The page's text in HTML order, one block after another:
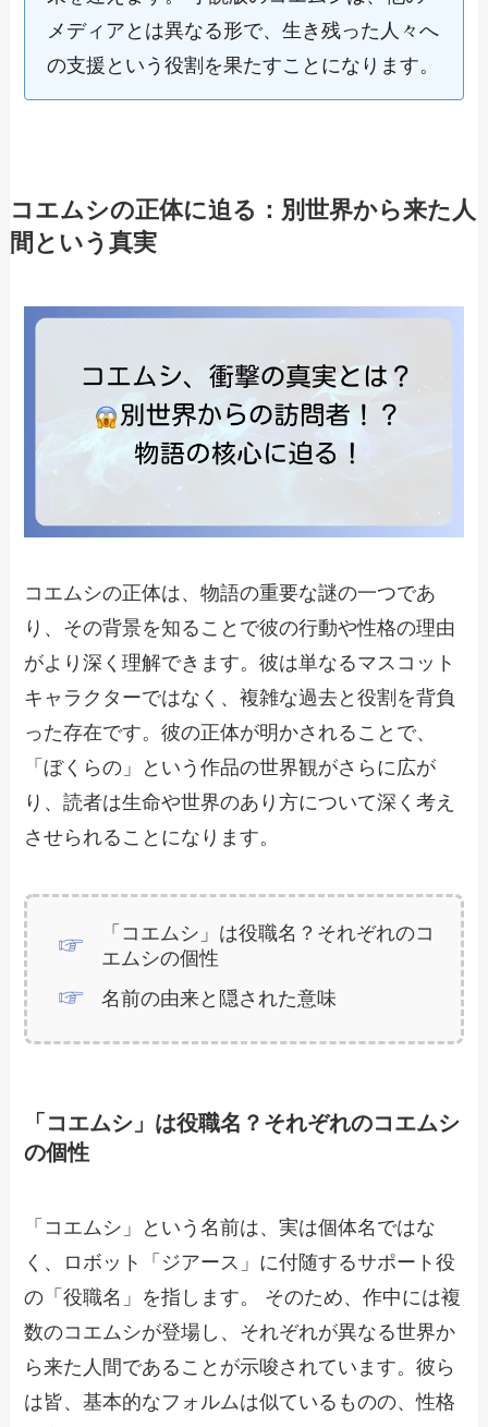
メディアとは異なる形で、生き残った人々へ
の支援という役割を果たすことになります。
コエムシの正体に迫る：別世界から来た人
間という真実
コエムシの正体は、物語の重要な謎の一つであ
り、その背景を知ることで彼の行動や性格の理由
がより深く理解できます。彼は単なるマスコット
キャラクターではなく、複雑な過去と役割を背負
った存在です。彼の正体が明かされることで、
「ぼくらの」という作品の世界観がさらに広が
り、読者は生命や世界のあり方について深く考え
させられることになります。
「コエムシ」は役職名？それぞれのコ
エムシの個性
名前の由来と隠された意味
「コエムシ」は役職名？それぞれのコエムシ
の個性
「コエムシ」という名前は、実は個体名ではな
く、ロボット「ジアース」に付随するサポート役
の「役職名」を指します。 そのため、作中には複
数のコエムシが登場し、それぞれが異なる世界か
ら来た人間であることが示唆されています。彼ら
は皆、基本的なフォルムは似ているものの、性格